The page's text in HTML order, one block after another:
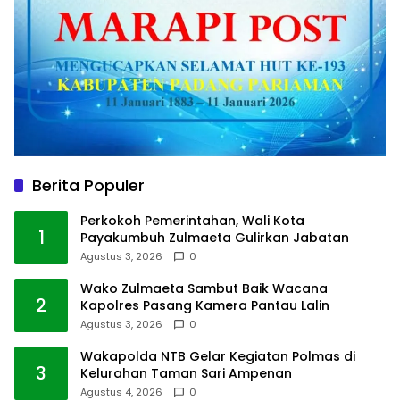
Berita Populer
1
Perkokoh Pemerintahan, Wali Kota
Payakumbuh Zulmaeta Gulirkan Jabatan
Agustus 3, 2026 0
2
Wako Zulmaeta Sambut Baik Wacana
Kapolres Pasang Kamera Pantau Lalin
Agustus 3, 2026 0
3
Wakapolda NTB Gelar Kegiatan Polmas di
Kelurahan Taman Sari Ampenan
Agustus 4, 2026 0